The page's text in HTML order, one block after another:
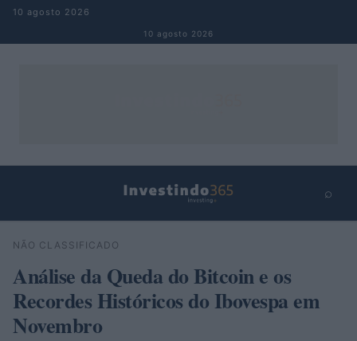
Pular para o conteúdo
10 agosto 2026
10 agosto 2026
⌕
Buscar
NÃO CLASSIFICADO
Análise da Queda do Bitcoin e os
Recordes Históricos do Ibovespa em
Novembro